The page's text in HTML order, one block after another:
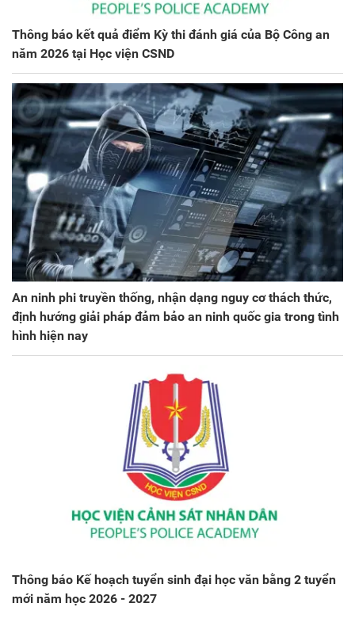
Thông báo kết quả điểm Kỳ thi đánh giá của Bộ Công an
năm 2026 tại Học viện CSND
An ninh phi truyền thống, nhận dạng nguy cơ thách thức,
định hướng giải pháp đảm bảo an ninh quốc gia trong tình
hình hiện nay
Thông báo Kế hoạch tuyển sinh đại học văn bằng 2 tuyển
mới năm học 2026 - 2027